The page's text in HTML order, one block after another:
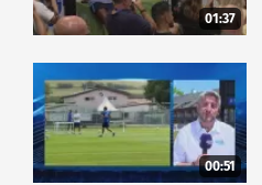
01:37
00:51